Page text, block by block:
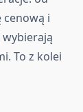
i
To z kolei